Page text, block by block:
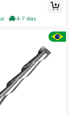
Rígido**
4-7 dias